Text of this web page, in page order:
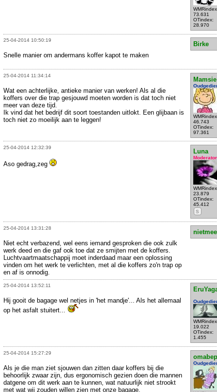
73.631
OTindex:
28.970
25-04-2014 10:50:19
Birke
Snelle manier om andermans koffer kapot te maken
25-04-2014 11:34:14
Mamsie
46.743
OTindex:
97.361
Wat een achterlijke, antieke manier van werken! Als al die
koffers over die trap gesjouwd moeten worden is dat toch niet
meer van deze tijd.
Ik vind dat het bedrijf dit soort toestanden uitlokt. Een glijbaan is
toch niet zo moeilijk aan te leggen!
25-04-2014 12:32:39
Luna
Moderator
23.879
OTindex:
45.412
S
Aso gedrag,zeg
25-04-2014 13:31:28
Niet echt verbazend, wel eens iemand gesproken die ook zulk
werk deed en die gaf ook toe dat ze smijten met de koffers.
Luchtvaartmaatschappij moet inderdaad maar een oplossing
vinden om het werk te verlichten, met al die koffers zo'n trap op
en af is onnodig.
25-04-2014 13:52:11
19.022
OTindex:
1.455
Hij gooit de bagage wel netjes in 'het mandje'... Als het allemaal
op het asfalt stuitert...
25-04-2014 15:27:29
omabep
Als je die man ziet sjouwen dan zitten daar koffers bij die
behoorlijk zwaar zijn, dus ergonomisch gezien doen die mannen
datgene om dit werk aan te kunnen, wat natuurlijk niet strookt
met wat wij zouden willen zien met onze bagage.